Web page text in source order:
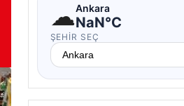
☁Ankara
NaN°C
ŞEHIR SEÇ